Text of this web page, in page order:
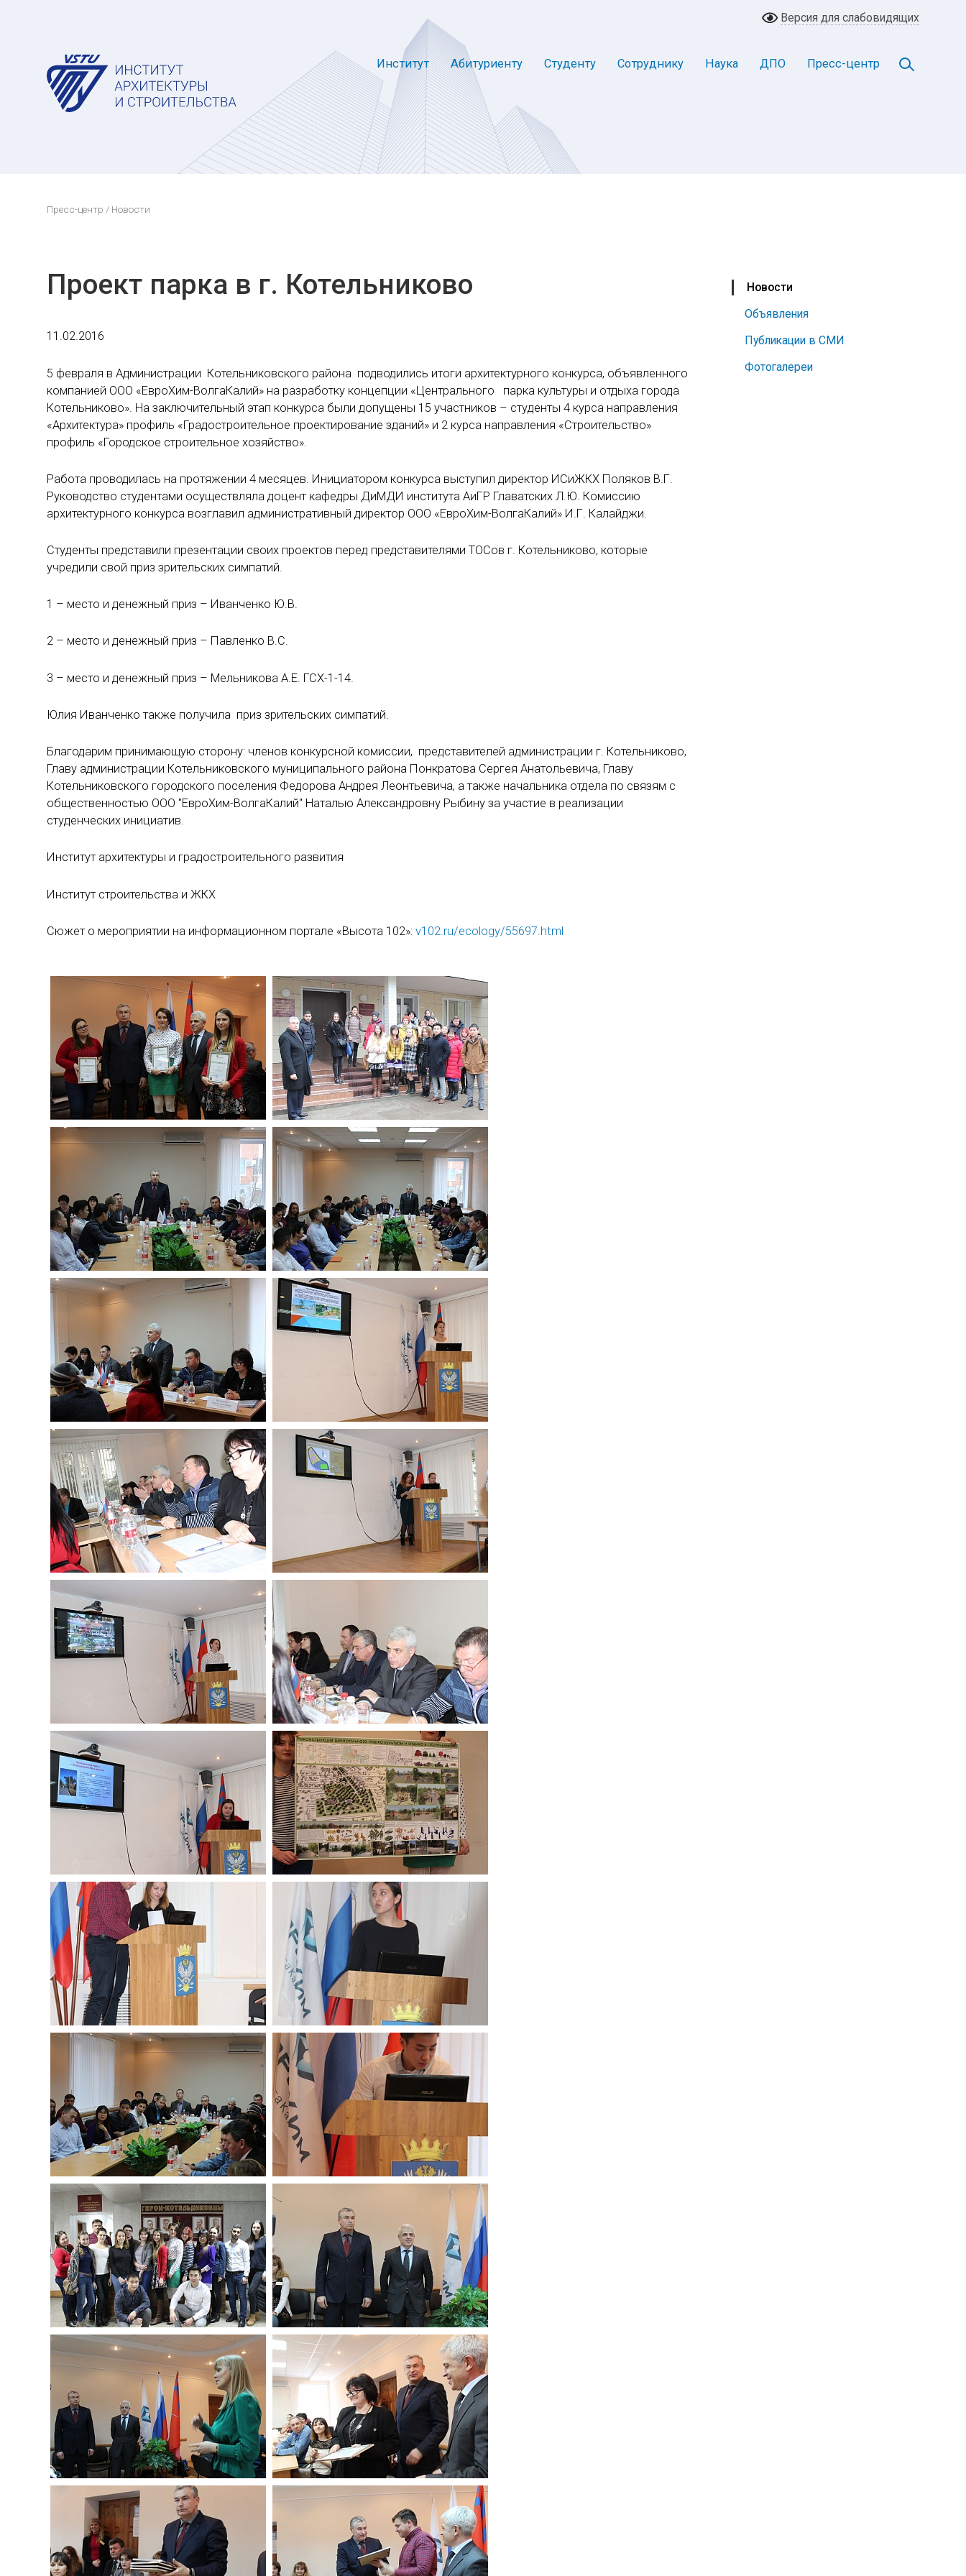
Версия для слабовидящих
Институт Абитуриенту Студенту Сотруднику Наука ДПО Пресс-центр
Пресс-центр / Новости
Новости
Объявления
Публикации в СМИ
Фотогалереи
Проект парка в г. Котельниково
11.02.2016
5 февраля в Администрации Котельниковского района подводились итоги архитектурного конкурса, объявленного
компанией ООО «ЕвроХим-ВолгаКалий» на разработку концепции «Центрального парка культуры и отдыха города
Котельниково». На заключительный этап конкурса были допущены 15 участников – студенты 4 курса направления
«Архитектура» профиль «Градостроительное проектирование зданий» и 2 курса направления «Строительство»
профиль «Городское строительное хозяйство».
Работа проводилась на протяжении 4 месяцев. Инициатором конкурса выступил директор ИСиЖКХ Поляков В.Г.
Руководство студентами осуществляла доцент кафедры ДиМДИ института АиГР Главатских Л.Ю. Комиссию
архитектурного конкурса возглавил административный директор ООО «ЕвроХим-ВолгаКалий» И.Г. Калайджи.
Студенты представили презентации своих проектов перед представителями ТОСов г. Котельниково, которые
учредили свой приз зрительских симпатий.
1 – место и денежный приз – Иванченко Ю.В.
2 – место и денежный приз – Павленко В.С.
3 – место и денежный приз – Мельникова А.Е. ГСХ-1-14.
Юлия Иванченко также получила приз зрительских симпатий.
Благодарим принимающую сторону: членов конкурсной комиссии, представителей администрации г. Котельниково,
Главу администрации Котельниковского муниципального района Понкратова Сергея Анатольевича, Главу
Котельниковского городского поселения Федорова Андрея Леонтьевича, а также начальника отдела по связям с
общественностью ООО "ЕвроХим-ВолгаКалий" Наталью Александровну Рыбину за участие в реализации
студенческих инициатив.
Институт архитектуры и градостроительного развития
Институт строительства и ЖКХ
Сюжет о мероприятии на информационном портале «Высота 102»: v102.ru/ecology/55697.html